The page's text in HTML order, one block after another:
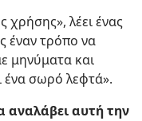
χρήσης», λέει ένας
έναν τρόπο να
μηνύματα και
ένα σωρό λεφτά».
αναλάβει αυτή την